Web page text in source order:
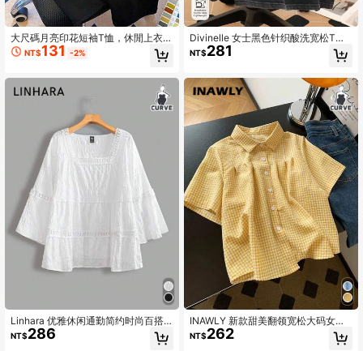
大尺碼月亮印花短袖T恤，休閒上衣，
女款，適合夏季度假、節日、節日禮
物、情人節禮物、母親節禮物，送給
NT$131 -2%
Linhara 优雅休闲通勤简约时尚百搭
畅销女士大码白色衬衫，荷叶边领子
和下摆，春季风格面料，无袖，适合
NT$286
Divinelle 女士黑色针织酸洗宽松T
恤，适合夏季穿着，复古蝴蝶印花街
头风上衣，Dhgate 100%纯棉 Lovito
NT$281
INAWLY 新款甜美翻领宽松大码女式
衬衫，短袖
NT$262